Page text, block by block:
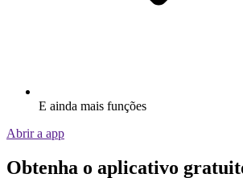
E ainda mais funções
Abrir a app
Obtenha o aplicativo